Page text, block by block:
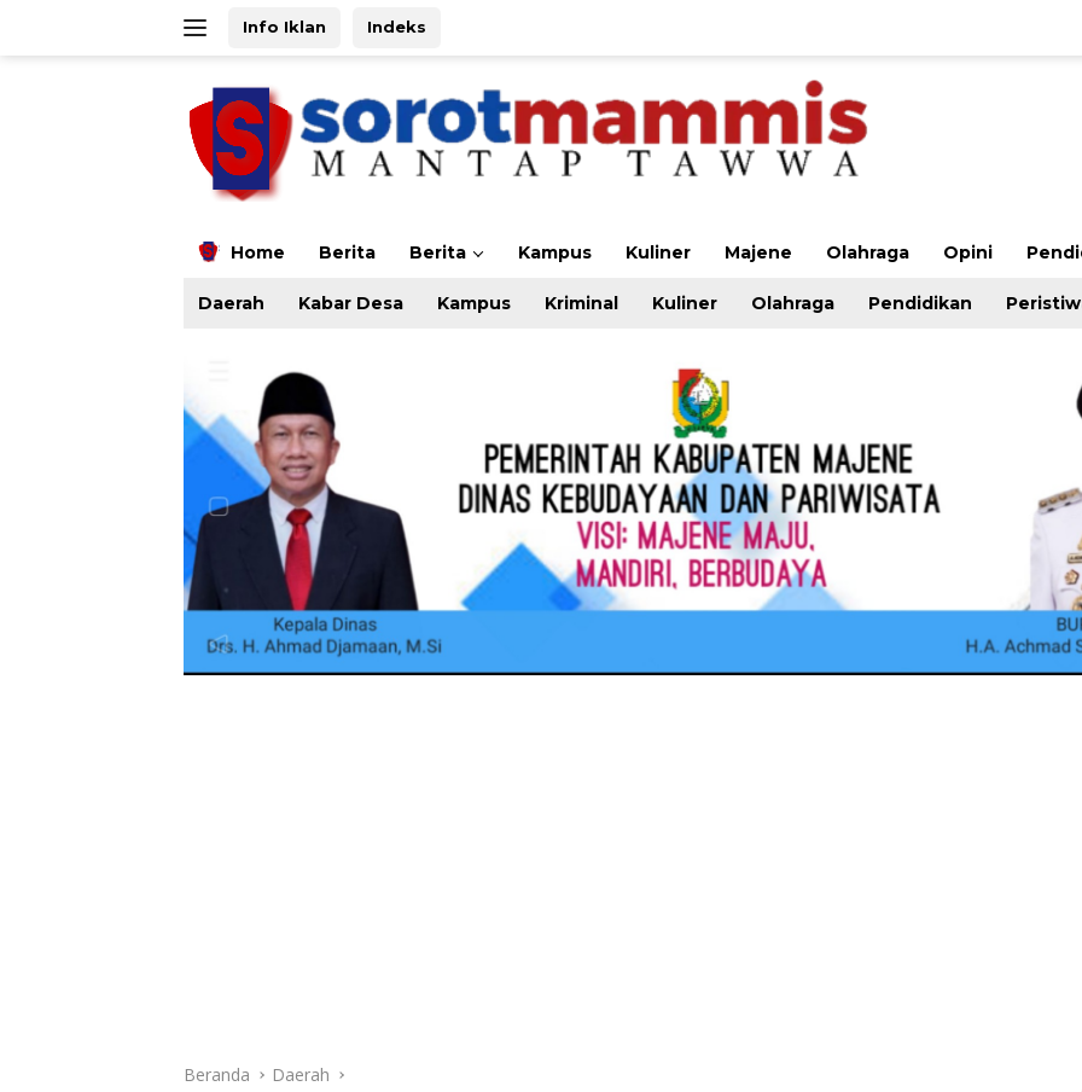
Info Iklan Indeks
Home Berita Berita Kampus Kuliner Majene Olahraga Opini
Daerah Kabar Desa Kampus Kriminal Kuliner Olahraga Pendidikan
Beranda Daerah